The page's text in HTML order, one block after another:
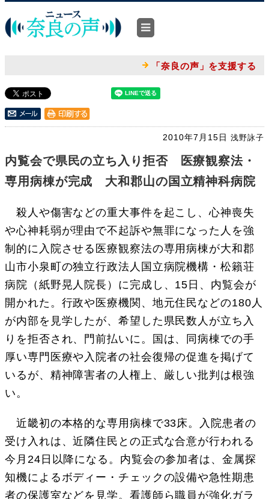
「奈良の声」を支援する
2010年7月15日 浅野詠子
内覧会で県民の立ち入り拒否 医療観察法・
専用病棟が完成 大和郡山の国立精神科病院
殺人や傷害などの重大事件を起こし、心神喪失
や心神耗弱が理由で不起訴や無罪になった人を強
制的に入院させる医療観察法の専用病棟が大和郡
山市小泉町の独立行政法人国立病院機構・松籟荘
病院（紙野晃人院長）に完成し、15日、内覧会が
開かれた。行政や医療機関、地元住民などの180人
が内部を見学したが、希望した県民数人が立ち入
りを拒否され、門前払いに。国は、同病棟での手
厚い専門医療や入院者の社会復帰の促進を掲げて
いるが、精神障害者の人権上、厳しい批判は根強
い。
近畿初の本格的な専用病棟で33床。入院患者の
受け入れは、近隣住民との正式な合意が行われる
今月24日以降になる。内覧会の参加者は、金属探
知機によるボディー・チェックの設備や急性期患
者の保護室などを見学。看護師ら職員が強化ガラ